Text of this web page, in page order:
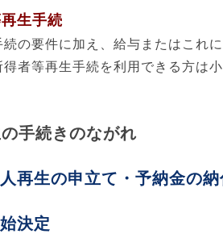
生手続
の要件に加え、給与またはこれ
得者等再生手続を利用できる方は
手続きのながれ
再生の申立て・予納金の納
決定